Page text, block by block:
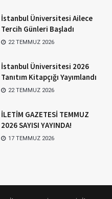
İstanbul Üniversitesi Ailece
Tercih Günleri Başladı
22 TEMMUZ 2026
İstanbul Üniversitesi 2026
Tanıtım Kitapçığı Yayımlandı
22 TEMMUZ 2026
İLETİM GAZETESİ TEMMUZ
2026 SAYISI YAYINDA!
17 TEMMUZ 2026